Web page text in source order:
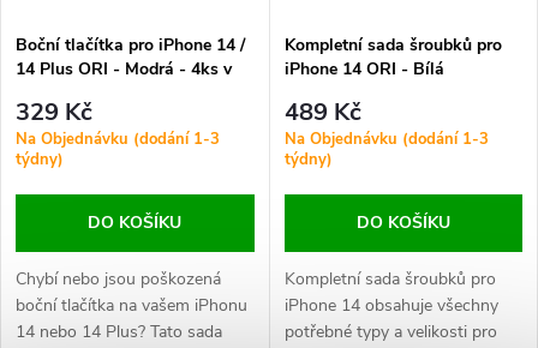
Boční tlačítka pro iPhone 14 /
14 Plus ORI - Modrá - 4ks v
329 Kč
Na Objednávku (dodání 1-3
týdny)
DO KOŠÍKU
Chybí nebo jsou poškozená
boční tlačítka na vašem iPhonu
14 nebo 14 Plus? Tato sada
Kompletní sada šroubků pro
iPhone 14 ORI - Bílá
489 Kč
Na Objednávku (dodání 1-3
týdny)
DO KOŠÍKU
Kompletní sada šroubků pro
iPhone 14 obsahuje všechny
potřebné typy a velikosti pro